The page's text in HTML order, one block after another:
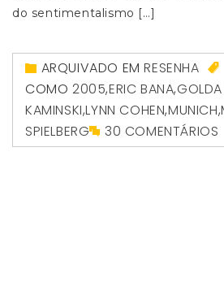
do sentimentalismo […]
ARQUIVADO EMRESENHA
COMO 2005,ERIC BANA,
KAMINSKI,LYNN COHEN,MUNICH,
SPIELBERG
30 COMENTÁRIOS